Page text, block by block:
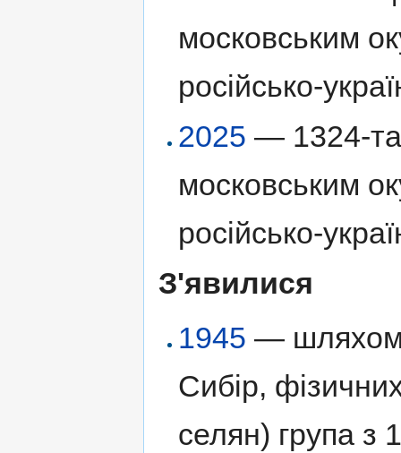
московським
російсько-
2025 — 1324-та
московським
російсько-
З'явилися
1945 — шляхом
Сибір,
селян) група з